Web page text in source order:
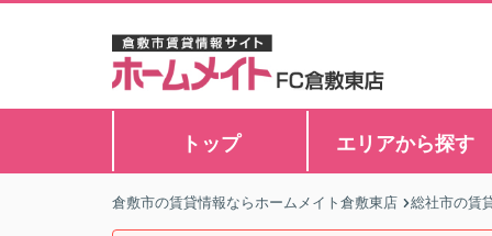
トップ エリアから探す
倉敷市の賃貸情報ならホームメイト倉敷東店 総社市の賃